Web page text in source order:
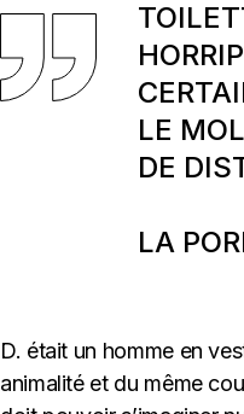
LE
DE
LA
D. était un homme en
animalité et du même